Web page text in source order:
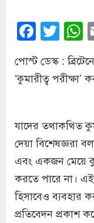
পোস্ট ডেস্ক :
‘কুমারীত্ব পরীক্ষা’
যাদের তথাকথিত
দেয়া বিশেষজ্ঞরা
এবং একজন মেয়ে
করতে পারে না। এই
হিসাবেও ব্যবহার
প্রতিবেদন প্রকাশ